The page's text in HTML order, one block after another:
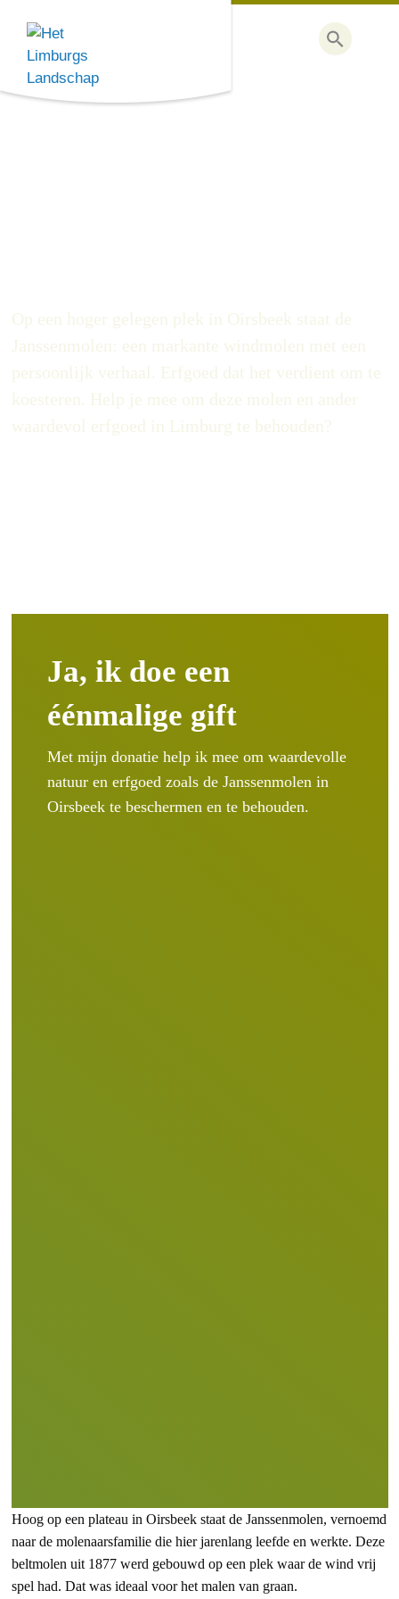
Op een hoger gelegen plek in Oirsbeek staat de
Janssenmolen: een markante windmolen met een
persoonlijk verhaal. Erfgoed dat het verdient om te
koesteren. Help je mee om deze molen en ander
waardevol erfgoed in Limburg te behouden?
Hoog op een plateau in Oirsbeek staat de Janssenmolen, vernoemd
naar de molenaarsfamilie die hier jarenlang leefde en werkte. Deze
beltmolen uit 1877 werd gebouwd op een plek waar de wind vrij
spel had. Dat was ideaal voor het malen van graan.
Ja, ik doe een
éénmalige gift
Met mijn donatie help ik mee om waardevolle
natuur en erfgoed zoals de Janssenmolen in
Oirsbeek te beschermen en te behouden.